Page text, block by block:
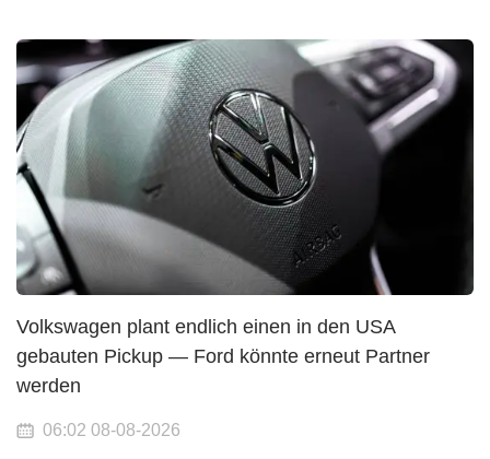
Volkswagen plant endlich einen in den USA
gebauten Pickup — Ford könnte erneut Partner
werden
06:02 08-08-2026